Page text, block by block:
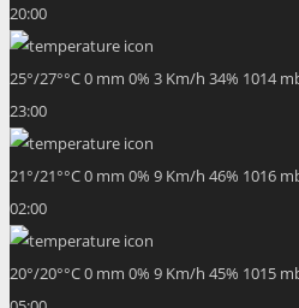
20:00
25°/27°°C0 mm 0% 3 Km/h 34% 1014
23:00
21°/21°°C0 mm 0% 9 Km/h 46% 1016
02:00
20°/20°°C0 mm 0% 9 Km/h 45% 1015